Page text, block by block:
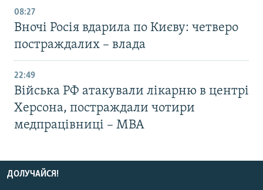
08:27
Вночі Росія вдарила по Києву: четверо
постраждалих – влада
22:49
Війська РФ атакували лікарню в центрі
Херсона, постраждали чотири
медпрацівниці – МВА
ДОЛУЧАЙСЯ!